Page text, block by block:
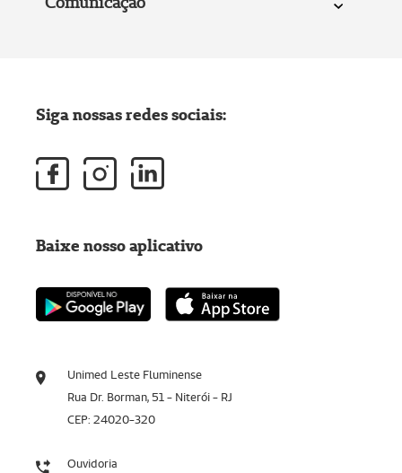
Unimed Leste Fluminense
Rua Dr. Borman, 51 - Niterói - RJ
CEP: 24020-320
Ouvidoria
Siga nossas redes sociais:
Baixe nosso aplicativo